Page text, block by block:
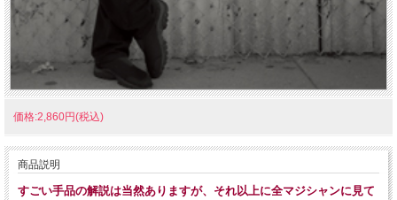
価格:2,860円(税込)
商品説明
すごい手品の解説は当然ありますが、それ以上に全マジシャンに見て